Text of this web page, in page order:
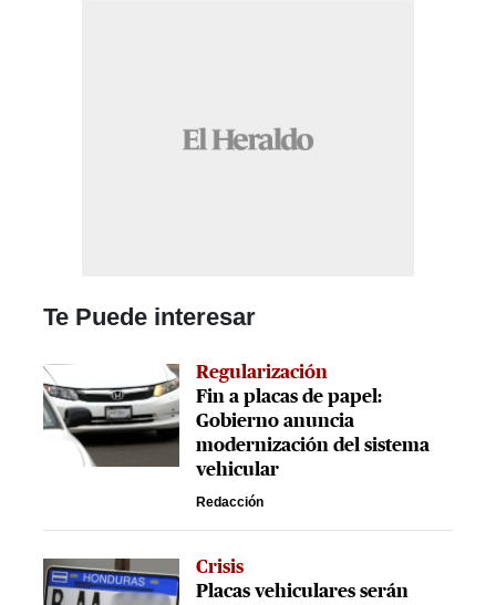
Te Puede interesar
Regularización
Fin a placas de papel:
Gobierno anuncia
modernización del sistema
vehicular
Redacción
Crisis
Placas vehiculares serán